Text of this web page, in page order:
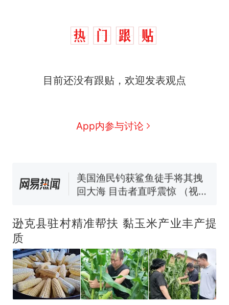
目前还没有跟贴，欢迎发表观点
App内参与讨论
因老师一句“跟我回家”改写了
费大厨“全国小炒肉大王”称
号，仅凭视频评出？中国烹饪
140多朵
美国渔民钓获鲨鱼徒手将其拽
回大海 目击者直呼震惊 （视频
官方通报
那个在床头放菜刀的女孩，
因老师一句“跟我回家”改写了
人生
逊克县驻村精准帮扶 黏玉米产业丰产提
质